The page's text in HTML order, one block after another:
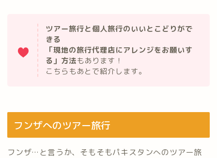
ツアー旅行と個人旅行のいいとこどりがで
きる
「現地の旅行代理店にアレンジをお願いす
る」方法もあります！
こちらもあとで紹介します。
フンザへのツアー旅行
フンザ…と言うか、そもそもパキスタンへのツアー旅